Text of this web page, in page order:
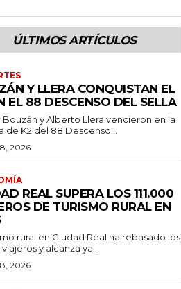
ÚLTIMOS ARTÍCULOS
Y LLERA CONQUISTAN EL
EL 88 DESCENSO DEL SELLA
Bouzán y Alberto Llera vencieron en la
de K2 del 88 Descenso...
2026
REAL SUPERA LOS 111.000
DE TURISMO RURAL EN
rural en Ciudad Real ha rebasado los
viajeros y alcanza ya...
2026